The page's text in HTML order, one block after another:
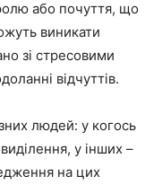
або почуття, що
виникати
зі стресовими
відчуттів.
людей: у когось
у інших –
на цих